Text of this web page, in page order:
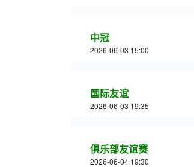
中冠
2026-06-03 15:00
国际友谊
2026-06-03 19:35
俱乐部友谊赛
2026-06-04 19:30